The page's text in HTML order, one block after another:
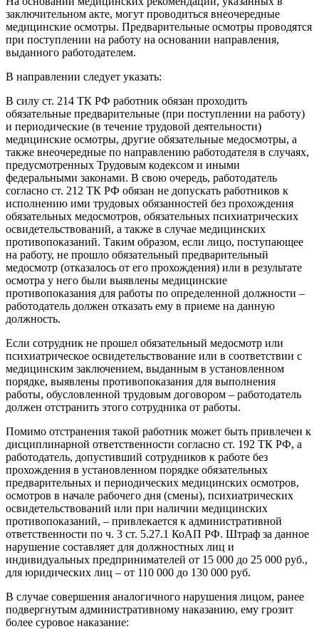
заключительном акте, могут проводиться внеочередные
медицинские осмотры. Предварительные осмотры проводятся
при поступлении на работу на основании направления,
выданного работодателем.
В направлении следует указать:
В силу ст. 214 ТК РФ работник обязан проходить
обязательные предварительные (при поступлении на работу)
и периодические (в течение трудовой деятельности)
медицинские осмотры, другие обязательные медосмотры, а
также внеочередные по направлению работодателя в случаях,
предусмотренных Трудовым кодексом и иными
федеральными законами. В свою очередь, работодатель
согласно ст. 212 ТК РФ обязан не допускать работников к
исполнению ими трудовых обязанностей без прохождения
обязательных медосмотров, обязательных психиатрических
освидетельствований, а также в случае медицинских
противопоказаний. Таким образом, если лицо, поступающее
на работу, не прошло обязательный предварительный
медосмотр (отказалось от его прохождения) или в результате
осмотра у него были выявлены медицинские
противопоказания для работы по определенной должности –
работодатель должен отказать ему в приеме на данную
должность.
Если сотрудник не прошел обязательный медосмотр или
психиатрическое освидетельствование или в соответствии с
медицинским заключением, выданным в установленном
порядке, выявлены противопоказания для выполнения
работы, обусловленной трудовым договором – работодатель
должен отстранить этого сотрудника от работы.
Помимо отстранения такой работник может быть привлечен к
дисциплинарной ответственности согласно ст. 192 ТК РФ, а
работодатель, допустивший сотрудников к работе без
прохождения в установленном порядке обязательных
предварительных и периодических медицинских осмотров,
осмотров в начале рабочего дня (смены), психиатрических
освидетельствований или при наличии медицинских
противопоказаний, – привлекается к административной
ответственности по ч. 3 ст. 5.27.1 КоАП РФ. Штраф за данное
нарушение составляет для должностных лиц и
индивидуальных предпринимателей от 15 000 до 25 000 руб.,
для юридических лиц – от 110 000 до 130 000 руб.
В случае совершения аналогичного нарушения лицом, ранее
подвергнутым административному наказанию, ему грозит
более суровое наказание: